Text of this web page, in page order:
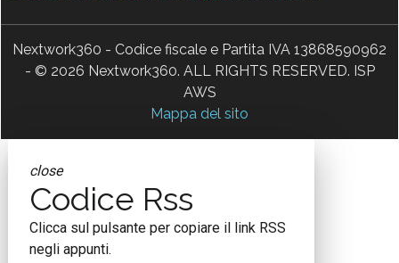
Nextwork360 - Codice fiscale e Partita IVA 13868590962
- © 2026 Nextwork360. ALL RIGHTS RESERVED. ISP
AWS
Mappa del sito
close
Codice Rss
Clicca sul pulsante per copiare il link RSS
negli appunti.